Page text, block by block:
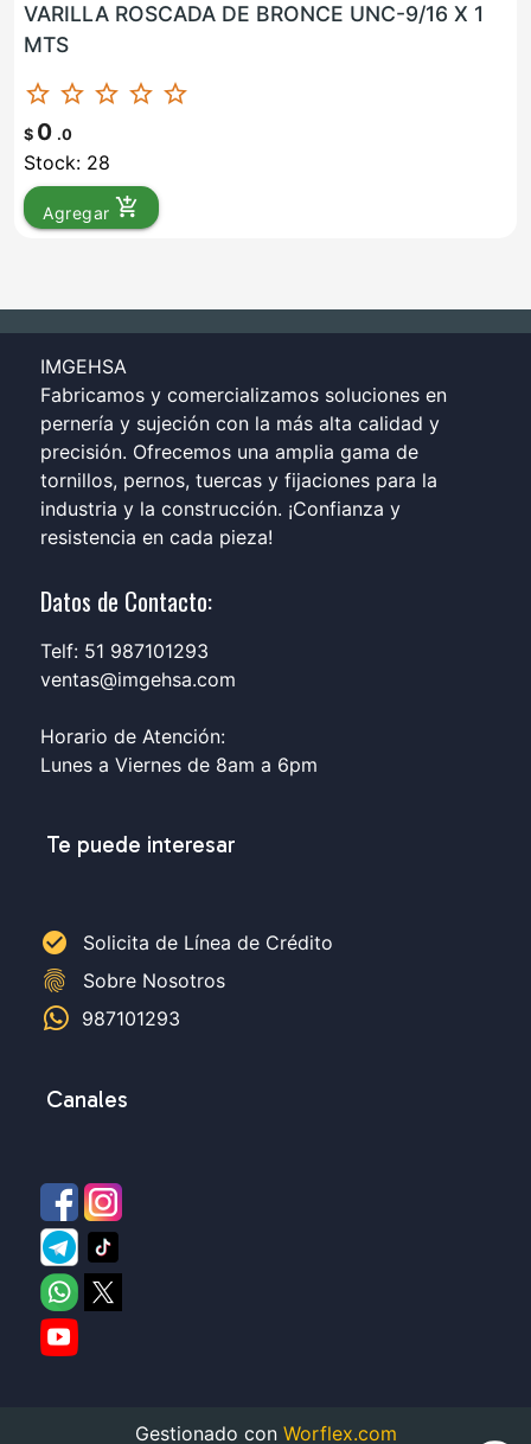
VARILLA ROSCADA DE BRONCE UNC-9/16 X 1
MTS
star_border star_border star_border star_border star_border
$ 0 .0
Stock: 28
Agregar add_shopping_cart
IMGEHSA
Fabricamos y comercializamos soluciones en
pernería y sujeción con la más alta calidad y
precisión. Ofrecemos una amplia gama de
tornillos, pernos, tuercas y fijaciones para la
industria y la construcción. ¡Confianza y
resistencia en cada pieza!
Datos de Contacto:
Telf: 51 987101293
ventas@imgehsa.com
Horario de Atención:
Lunes a Viernes de 8am a 6pm
Te puede interesar
check_circle Solicita de Línea de Crédito
fingerprint
Sobre Nosotros
987101293
Canales
Gestionado con Worflex.com